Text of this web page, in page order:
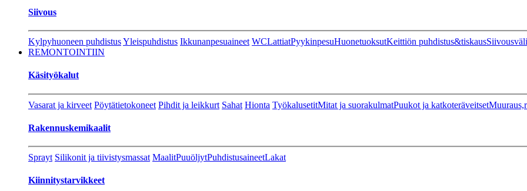
Siivous
Kylpyhuoneen puhdistusYleispuhdistus Ikkunanpesuaineet WCLattiatPyykinpesuHuonetuoksutKeittiön puhdistus&tiskaus
REMONTOINTIIN
Käsityökalut
Vasarat ja kirveet Pöytätietokoneet Pihdit ja leikkurt Sahat Hionta TyökalusetitMitat ja suorakulmatPuukot ja katkoteräveitset
Rakennuskemikaalit
Sprayt Silikonit ja tiivistysmassat MaalitPuuöljytPuhdistusaineetLakat
Kiinnitystarvikkeet